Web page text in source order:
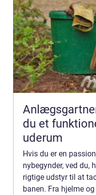
Anlægsgartner
du et
uderum
Hvis du er en
nybegynder, ved du,
rigtige udstyr til at
banen. Fra hjelme